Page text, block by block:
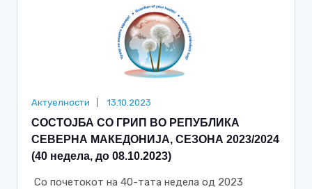
Актуелности 13.10.2023
СОСТОЈБА СО ГРИП ВО РЕПУБЛИКА
СЕВЕРНА МАКЕДОНИЈА, СЕЗОНА 2023/2024
(40 недела, до 08.10.2023)
Со почетокот на 40-тата недела од 2023